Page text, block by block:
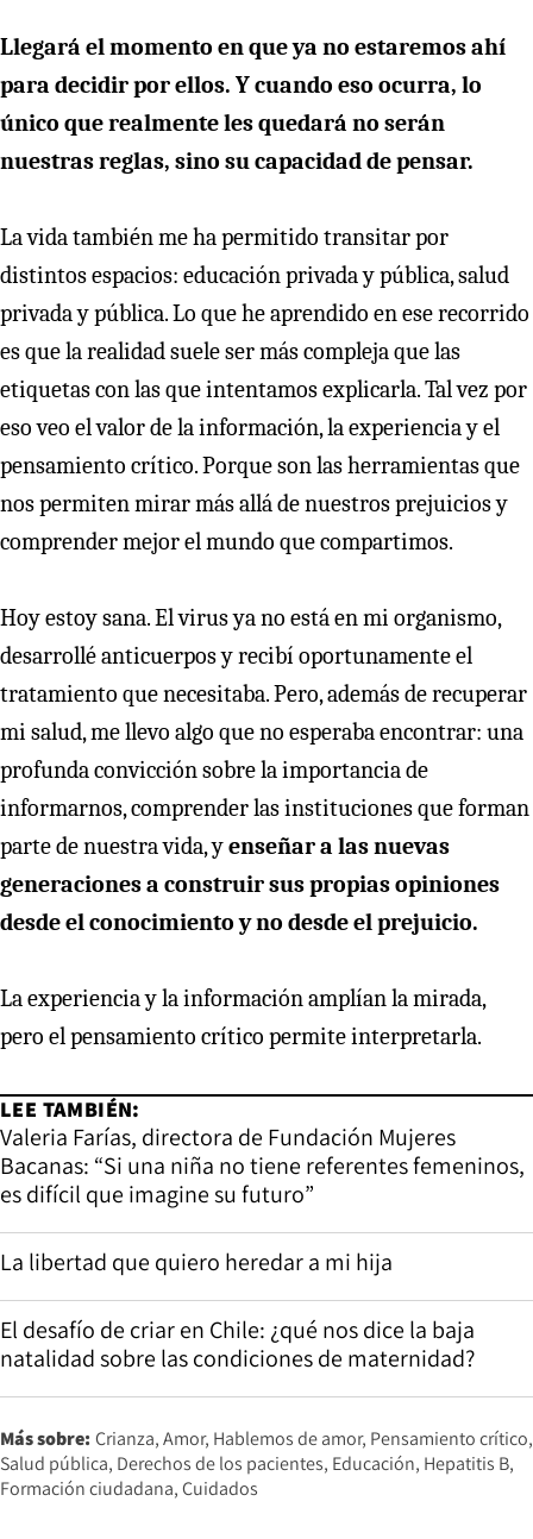
Llegará el momento en que ya no estaremos ahí
para decidir por ellos. Y cuando eso ocurra, lo
único que realmente les quedará no serán
nuestras reglas, sino su capacidad de pensar.
La vida también me ha permitido transitar por
distintos espacios: educación privada y pública, salud
privada y pública. Lo que he aprendido en ese recorrido
es que la realidad suele ser más compleja que las
etiquetas con las que intentamos explicarla. Tal vez por
eso veo el valor de la información, la experiencia y el
pensamiento crítico. Porque son las herramientas que
nos permiten mirar más allá de nuestros prejuicios y
comprender mejor el mundo que compartimos.
Hoy estoy sana. El virus ya no está en mi organismo,
desarrollé anticuerpos y recibí oportunamente el
tratamiento que necesitaba. Pero, además de recuperar
mi salud, me llevo algo que no esperaba encontrar: una
profunda convicción sobre la importancia de
informarnos, comprender las instituciones que forman
parte de nuestra vida, yenseñar a las nuevas
generaciones a construir sus propias opiniones
desde el conocimiento y no desde el prejuicio.
La experiencia y la información amplían la mirada,
pero el pensamiento crítico permite interpretarla.
LEE TAMBIÉN:
Valeria Farías, directora de Fundación Mujeres
Bacanas: “Si una niña no tiene referentes femeninos,
es difícil que imagine su futuro”
La libertad que quiero heredar a mi hija
El desafío de criar en Chile: ¿qué nos dice la baja
natalidad sobre las condiciones de maternidad?
Más sobre: Crianza Amor Hablemos de amor Pensamiento crítico
Salud pública Derechos de los pacientes Educación Hepatitis B
Formación ciudadana Cuidados